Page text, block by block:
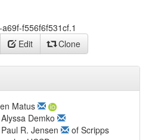
f556f6f531cf.1
Edit Clone
Matus
Alyssa Demko
Paul R. Jensen of Scripps